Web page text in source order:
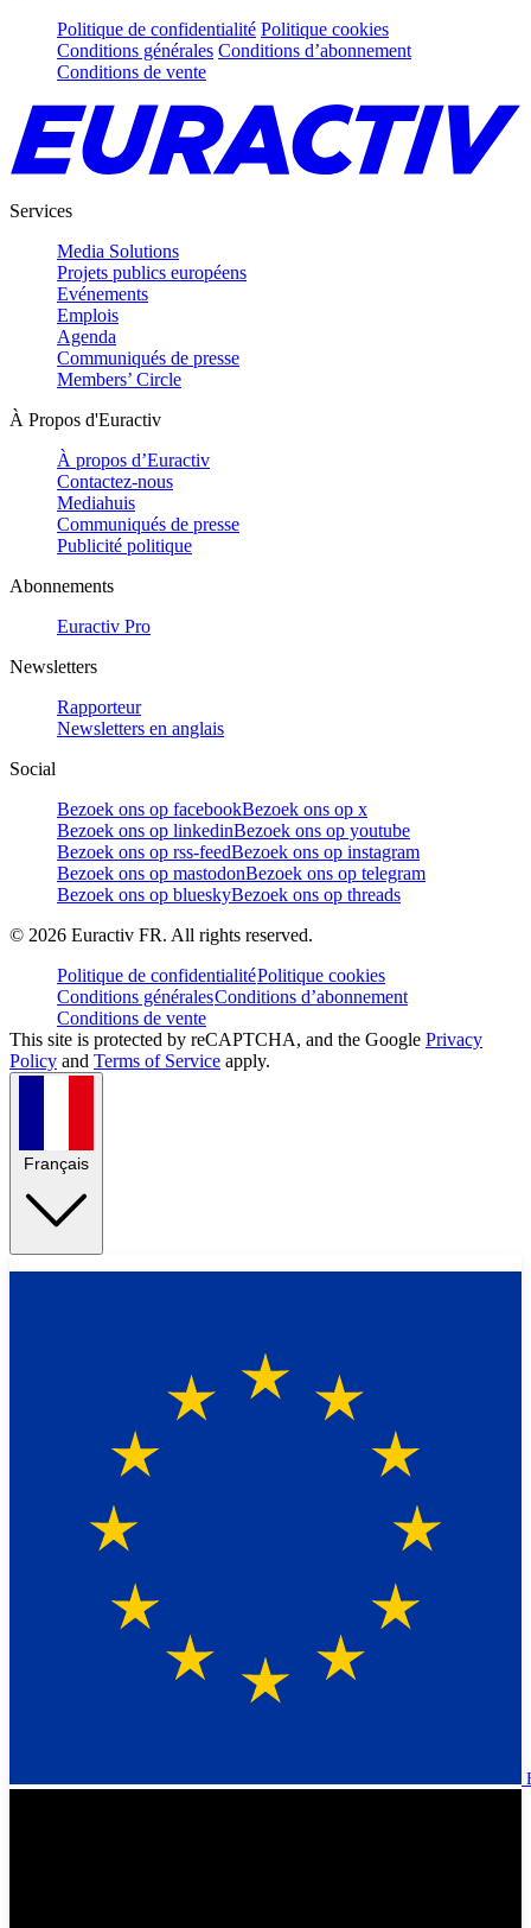
Politique de confidentialité Politique cookies
Conditions générales Conditions d’abonnement
Conditions de vente
Services
Media Solutions
Projets publics européens
Evénements
Emplois
Agenda
Communiqués de presse
Members’ Circle
À Propos d'Euractiv
À propos d’Euractiv
Contactez-nous
Mediahuis
Communiqués de presse
Publicité politique
Abonnements
Euractiv Pro
Newsletters
Rapporteur
Newsletters en anglais
Social
Bezoek ons op facebookBezoek ons op x
Bezoek ons op linkedinBezoek ons op youtube
Bezoek ons op rss-feedBezoek ons op instagram
Bezoek ons op mastodonBezoek ons op telegram
Bezoek ons op blueskyBezoek ons op threads
© 2026 Euractiv FR. All rights reserved.
Politique de confidentialitéPolitique cookies
Conditions généralesConditions d’abonnement
Conditions de vente
This site is protected by reCAPTCHA, and the Google Privacy
Policy and Terms of Service apply.
Français